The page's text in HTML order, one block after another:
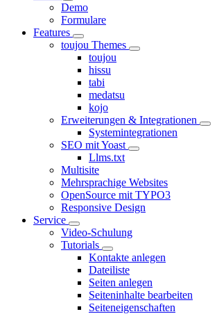
Demo
Formulare
Features
toujou Themes
toujou
hissu
tabi
medatsu
kojo
Erweiterungen & Integrationen
Systemintegrationen
SEO mit Yoast
Llms.txt
Multisite
Mehrsprachige Websites
OpenSource mit TYPO3
Responsive Design
Service
Video-Schulung
Tutorials
Kontakte anlegen
Dateiliste
Seiten anlegen
Seiteninhalte bearbeiten
Seiteneigenschaften